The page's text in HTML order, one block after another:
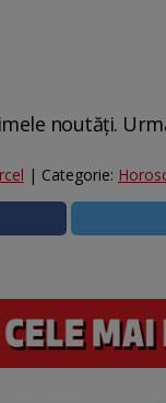
noutăți.
| Categorie: